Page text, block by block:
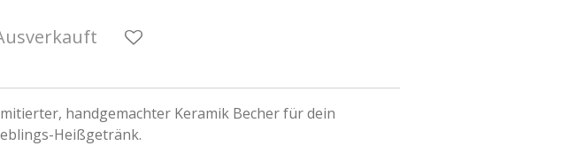
handgemachter Keramik Becher für dein
Heißgetränk.